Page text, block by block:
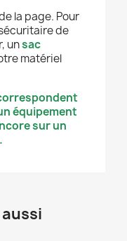
la page. Pour
de
unsac
matériel
équipement
sur un